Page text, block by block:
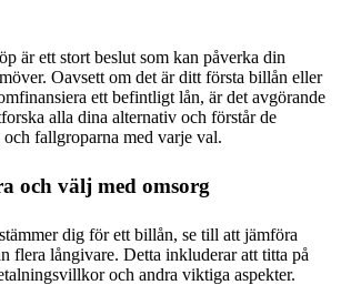
är ett stort beslut som kan påverka din
Oavsett om det är ditt första billån eller
ett befintligt lån, är det avgörande
alla dina alternativ och förstår de
fallgroparna med varje val.
och välj med omsorg
dig för ett billån, se till att jämföra
flera långivare. Detta inkluderar att titta på
och andra viktiga aspekter.